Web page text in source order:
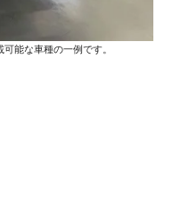
能な車種の一例です。